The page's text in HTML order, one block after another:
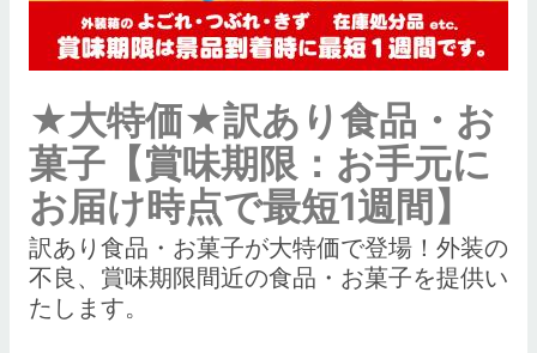
★大特価★訳あり食品・お
菓子【賞味期限：お手元に
お届け時点で最短1週間】
訳あり食品・お菓子が大特価で登場！外装の
不良、賞味期限間近の食品・お菓子を提供い
たします。